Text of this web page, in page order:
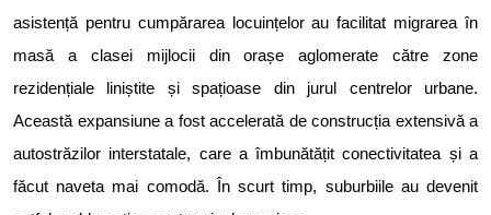
asistență pentru cumpărarea locuințelor au facilitat migrarea în
masă a clasei mijlocii din orașe aglomerate către zone
rezidențiale liniștite și spațioase din jurul centrelor urbane.
Această expansiune a fost accelerată de construcția extensivă a
autostrăzilor interstatale, care a îmbunătățit conectivitatea și a
făcut naveta mai comodă. În scurt timp, suburbiile au devenit